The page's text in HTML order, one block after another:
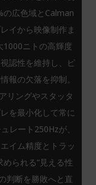
の広色域とCalman
イから映像制作ま
1000ニトの高輝度
認性を維持し、ピ
報の欠落を抑制。
リングやスタッタ
を最小化して常に
レート250Hzが、
イム精度とトラッ
られる“見える性
判断を勝敗へと直